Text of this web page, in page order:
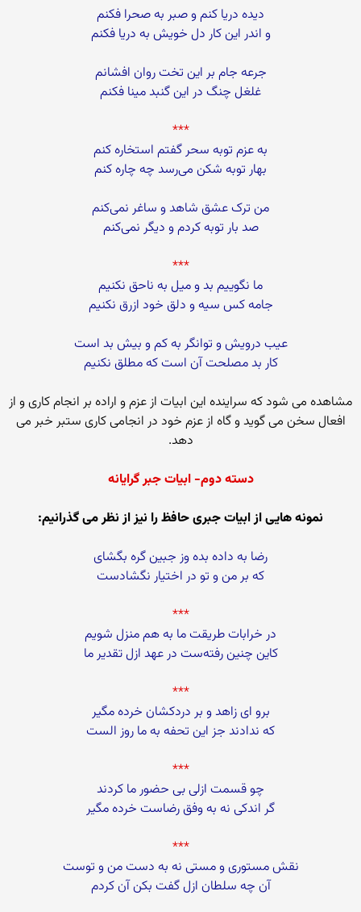
دیده دریا کنم و صبر به صحرا فکنم
و اندر این کار دل خویش به دریا فکنم
جرعه جام بر این تخت روان افشانم
غلغل چنگ در این گنبد مینا فکنم
***
به عزم توبه سحر گفتم استخاره کنم
بهار توبه شکن می‌رسد چه چاره کنم
من ترک عشق شاهد و ساغر نمی‌کنم
صد بار توبه کردم و دیگر نمی‌کنم
***
ما نگوییم بد و میل به ناحق نکنیم
جامه کس سیه و دلق خود ازرق نکنیم
عیب درویش و توانگر به کم و بیش بد است
کار بد مصلحت آن است که مطلق نکنیم
مشاهده می شود كه سراینده این ابیات از عزم و اراده بر انجام كاری و از
افعال سخن می گوید و گاه از عزم خود در انجامی كاری ستبر خبر می
دهد.
دسته دوم- ابیات جبر گرایانه
نمونه هایی از ابیات جبری حافظ را نیز از نظر می گذرانیم:
رضا به داده بده وز جبین گره بگشای
که بر من و تو در اختیار نگشادست
***
در خرابات طریقت ما به هم منزل شویم
کاین چنین رفته‌ست در عهد ازل تقدیر ما
***
برو ای زاهد و بر دردکشان خرده مگیر
که ندادند جز این تحفه به ما روز الست
***
چو قسمت ازلی بی حضور ما کردند
گر اندکی نه به وفق رضاست خرده مگیر
***
نقش مستوری و مستی نه به دست من و توست
آن چه سلطان ازل گفت بکن آن کردم